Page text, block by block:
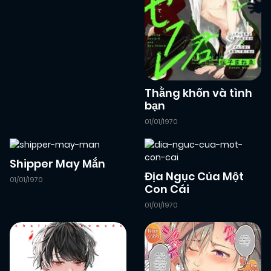
Chapter 10 (VIP) 23/05/2026
Chapter 8(VIP) 20/05/2026
Thằng khốn và tình
bạn
01/01/1970
Shipper May Mắn
01/01/1970
Địa Ngục Của Một
Con Cái
01/01/1970